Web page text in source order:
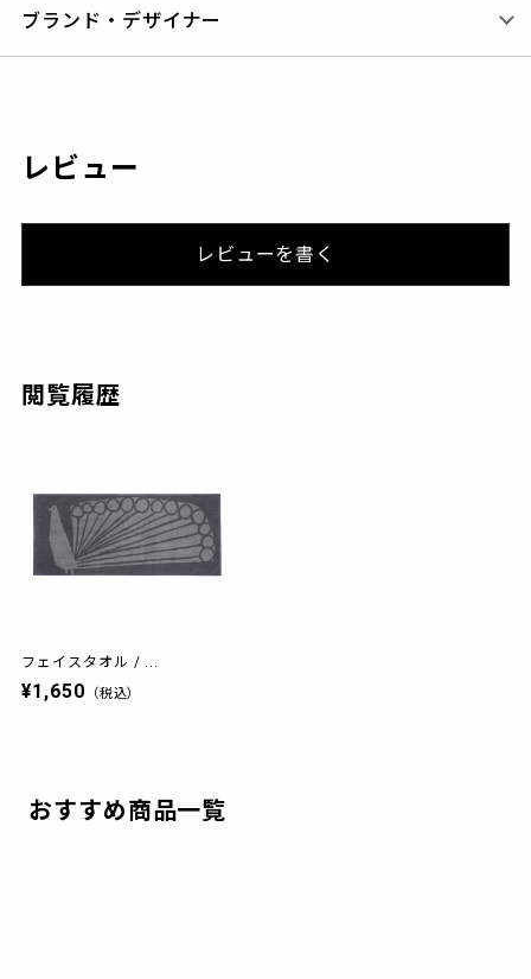
ブランド・デザイナー
レビュー
レビューを書く
閲覧履歴
フェイスタオル / ...
¥1,650 （税込）
おすすめ商品一覧